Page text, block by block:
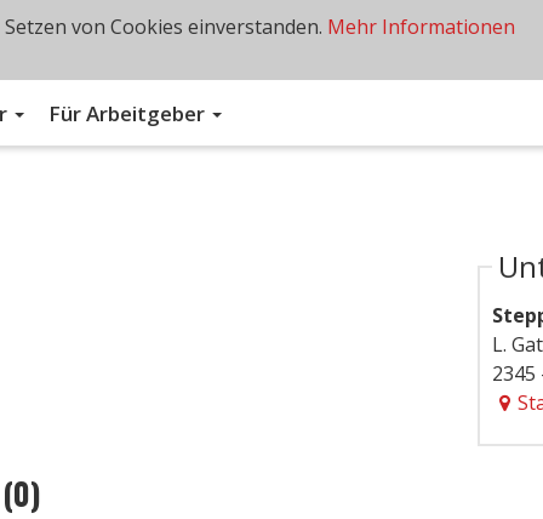
Für Arbeitgeber
L.
von Cookies einverstanden. Mehr Informationen